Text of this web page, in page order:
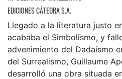
EDICIONES CÁTEDRA S.A.
Llegado a la literatura justo
acababa el Simbolismo, y
advenimiento del Dadaísmo
del Surrealismo, Guillaume
desarrolló una obra situada